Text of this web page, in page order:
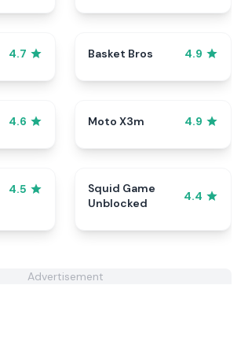
4.7 Basket Bros 4.9
4.6 Moto X3m 4.9
4.5
Squid Game
Unblocked
4.4
Advertisement